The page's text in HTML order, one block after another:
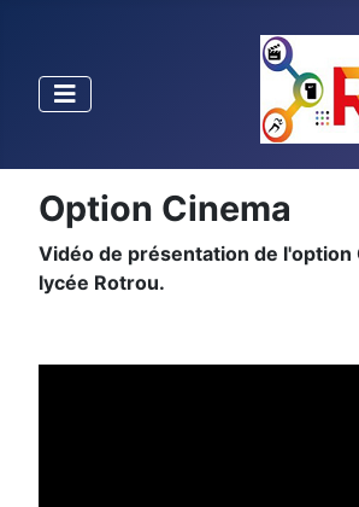
Option Cinema
Vidéo de présentation de l'option
lycée Rotrou.